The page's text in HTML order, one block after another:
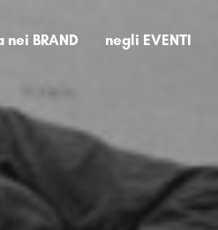
nei BRAND negli EVENTI